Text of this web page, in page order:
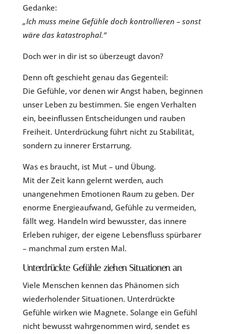
Gedanke:
„Ich muss meine Gefühle doch kontrollieren – sonst
wäre das katastrophal.“
Doch wer in dir ist so überzeugt davon?
Denn oft geschieht genau das Gegenteil:
Die Gefühle, vor denen wir Angst haben, beginnen
unser Leben zu bestimmen. Sie engen Verhalten
ein, beeinflussen Entscheidungen und rauben
Freiheit. Unterdrückung führt nicht zu Stabilität,
sondern zu innerer Erstarrung.
Was es braucht, ist Mut – und Übung.
Mit der Zeit kann gelernt werden, auch
unangenehmen Emotionen Raum zu geben. Der
enorme Energieaufwand, Gefühle zu vermeiden,
fällt weg. Handeln wird bewusster, das innere
Erleben ruhiger, der eigene Lebensfluss spürbarer
– manchmal zum ersten Mal.
Unterdrückte Gefühle ziehen Situationen an
Viele Menschen kennen das Phänomen sich
wiederholender Situationen. Unterdrückte
Gefühle wirken wie Magnete. Solange ein Gefühl
nicht bewusst wahrgenommen wird, sendet es